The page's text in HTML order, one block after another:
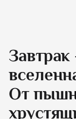
От